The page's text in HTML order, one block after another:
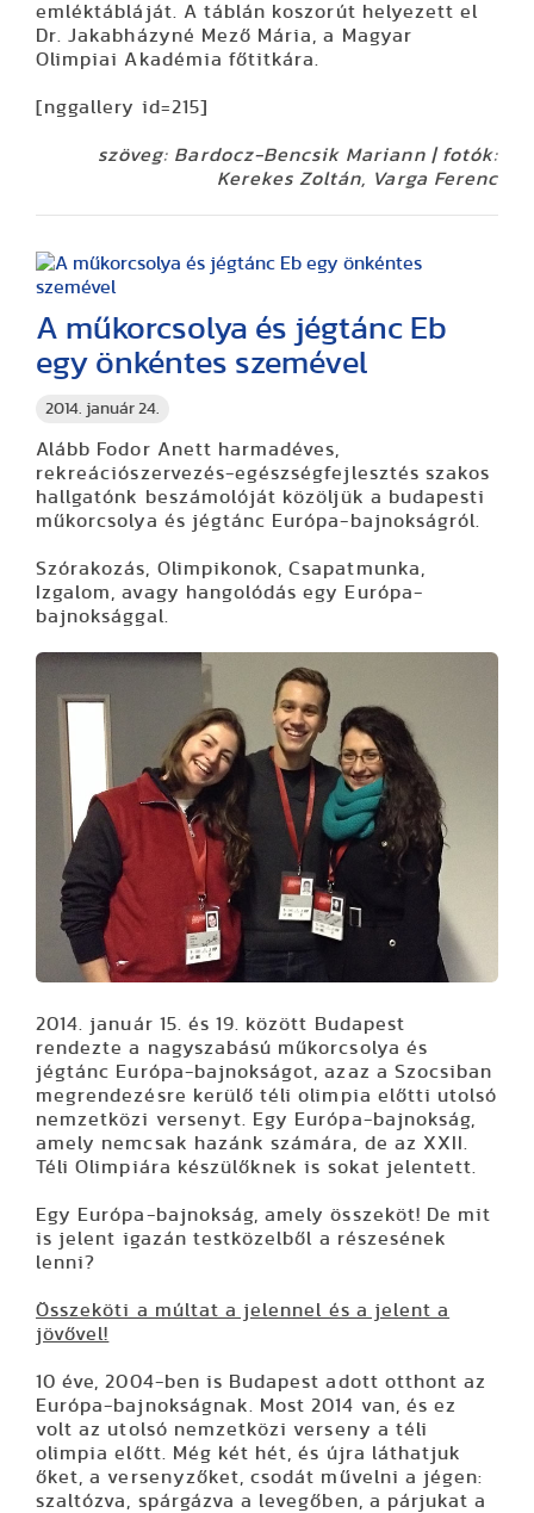
emléktábláját. A táblán koszorút helyezett el
Dr. Jakabházyné Mező Mária, a Magyar
Olimpiai Akadémia főtitkára.
[nggallery id=215]
szöveg: Bardocz-Bencsik Mariann | fotók:
Kerekes Zoltán, Varga Ferenc
2014. január 24.
A műkorcsolya és jégtánc Eb
egy önkéntes szemével
Alább Fodor Anett harmadéves,
rekreációszervezés-egészségfejlesztés szakos
hallgatónk beszámolóját közöljük a budapesti
műkorcsolya és jégtánc Európa-bajnokságról.
Szórakozás, O limpikonok,Csapatmunka,
zgalom, avagy hangolódás egy Európa-
bajnoksággal.
2014. január 15. és 19. között Budapest
rendezte a nagyszabású műkorcsolya és
jégtánc Európa-bajnokságot, azaz a Szocsiban
megrendezésre kerülő téli olimpia előtti utolsó
nemzetközi versenyt. Egy Európa-bajnokság,
amely nemcsak hazánk számára, de az XXII.
Téli Olimpiára készülőknek is sokat jelentett.
Egy Európa-bajnokság, amely összeköt! De mit
is jelent igazán testközelből a részesének
lenni?
Összeköti a múltat a jelennel és a jelent a
jövővel!
10 éve, 2004-ben is Budapest adott otthont az
Európa-bajnokságnak. Most 2014 van, és ez
volt az utolsó nemzetközi verseny a téli
olimpia előtt. Még két hét, és újra láthatjuk
őket, a versenyzőket, csodát művelni a jégen:
szaltózva, spárgázva a levegőben, a párjukat a